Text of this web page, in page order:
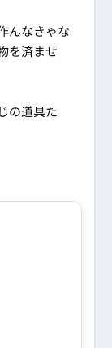
んなきゃな
を済ませ
の道具た